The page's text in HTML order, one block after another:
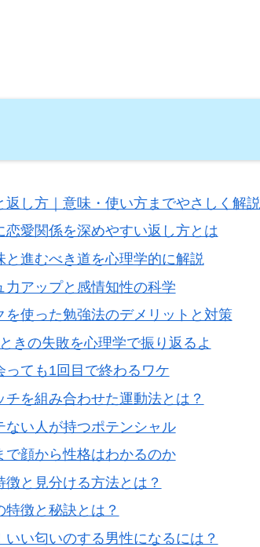
返し方｜意味・使い方までやさしく解説
恋愛関係を深めやすい返し方とは
と進むべき道を心理学的に解説
力アップと感情知性の科学
を使った勉強法のデメリットと対策
きの失敗を心理学で振り返るよ
っても1回目で終わるワケ
チを組み合わせた運動法とは？
ない人が持つポテンシャル
で顔から性格はわかるのか
徴と見分ける方法とは？
特徴と秘訣とは？
いい匂いのする男性になるには？